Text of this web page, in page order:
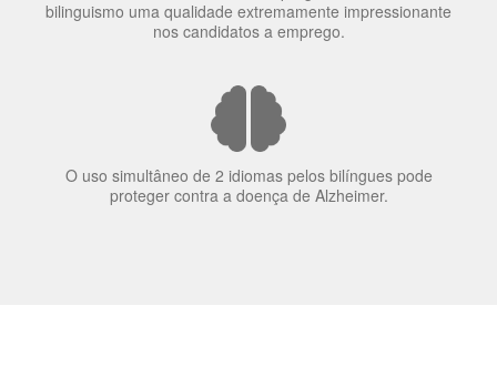
O uso simultâneo de 2 idiomas pelos bilíngues pode
proteger contra a doença de Alzheimer.